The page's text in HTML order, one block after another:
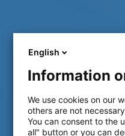
English
Information
We use cookies on our
others are not
You can consent to the
all" button or you can